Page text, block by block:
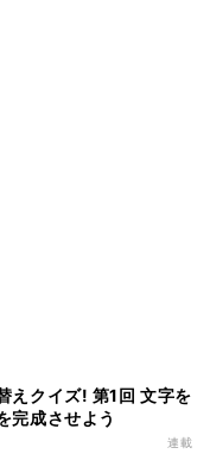
えクイズ! 第1回 文字を
完成させよう
連載